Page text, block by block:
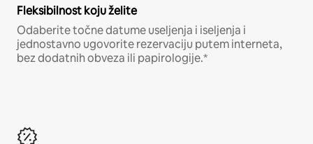
Fleksibilnost koju želite
Odaberite točne datume useljenja i iseljenja i
jednostavno ugovorite rezervaciju putem interneta,
bez dodatnih obveza ili papirologije.*